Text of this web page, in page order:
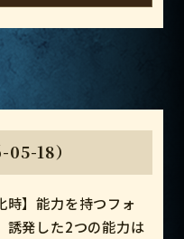
18）
時】能力を持つフォ
誘発した2つの能力は